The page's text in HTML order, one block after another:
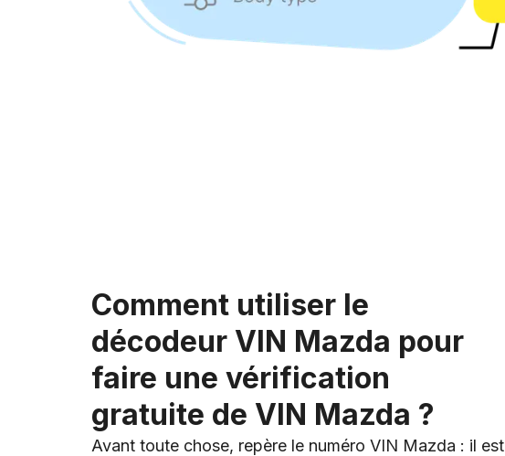
Comment utiliser le
décodeur VIN Mazda pour
faire une vérification
gratuite de VIN Mazda ?
Avant toute chose, repère le numéro VIN Mazda : il est